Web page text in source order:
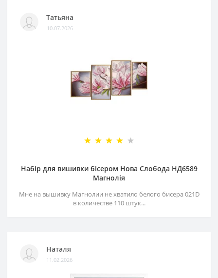
Татьяна
10.07.2026
Набір для вишивки бісером Нова Слобода НД6589
Магнолія
Мне на вышивку Магнолии не хватило белого бисера 021D
в количестве 110 штук...
Наталя
11.02.2026